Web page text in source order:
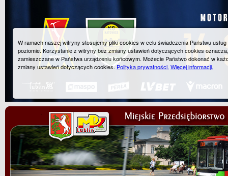
W ramach naszej witryny stosujemy pliki cookies w celu świadczenia Państwu
poziomie. Korzystanie z witryny bez zmiany ustawień dotyczących cookies
zamieszczane w Państwa urządzeniu końcowym. Możecie Państwo dokonać w
zmiany ustawień dotyczących cookies.Polityka prywatności. Więcej informacji.